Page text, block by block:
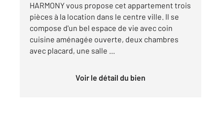
HARMONY vous propose cet appartement trois
pièces à la location dans le centre ville. Il se
compose d'un bel espace de vie avec coin
cuisine aménagée ouverte, deux chambres
avec placard, une salle ...
Voir le détail du bien